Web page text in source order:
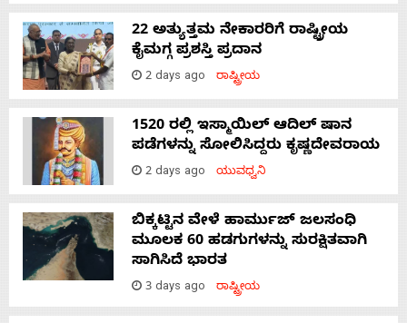
22 ಅತ್ಯುತ್ತಮ ನೇಕಾರರಿಗೆ ರಾಷ್ಟ್ರೀಯ
ಕೈಮಗ್ಗ ಪ್ರಶಸ್ತಿ ಪ್ರದಾನ
2 days ago ರಾಷ್ಟ್ರೀಯ
1520 ರಲ್ಲಿ ಇಸ್ಮಾಯಿಲ್ ಆದಿಲ್ ಷಾನ
ಪಡೆಗಳನ್ನು ಸೋಲಿಸಿದ್ದರು ಕೃಷ್ಣದೇವರಾಯ
2 days ago ಯುವಧ್ವನಿ
ಬಿಕ್ಕಟ್ಟಿನ ವೇಳೆ ಹಾರ್ಮುಜ್ ಜಲಸಂಧಿ
ಮೂಲಕ 60 ಹಡಗುಗಳನ್ನು ಸುರಕ್ಷಿತವಾಗಿ
ಸಾಗಿಸಿದೆ ಭಾರತ
3 days ago ರಾಷ್ಟ್ರೀಯ